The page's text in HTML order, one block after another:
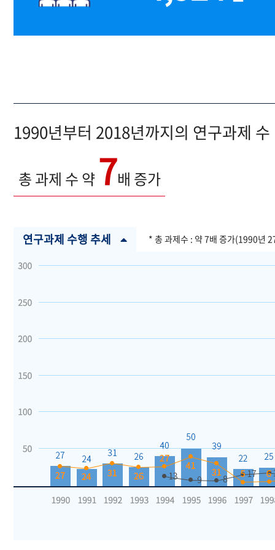
1990년부터 2018년까지의 연구과제 수
총 과제 수 약7배 증가
연구과제 수행 추세 * 총 과제수 : 약 7배 증가(1990년